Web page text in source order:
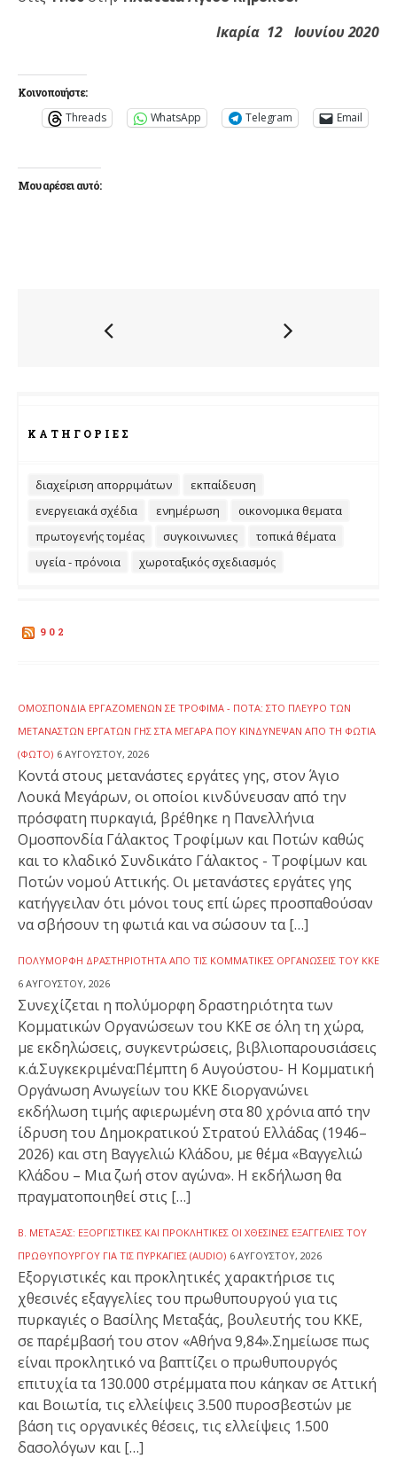
Ικαρία 12 Ιουνίου 2020
Κοινοποιήστε:
Threads WhatsApp Telegram Email
Μου αρέσει αυτό:
ΚΑΤΗΓΟΡΊΕΣ
διαχείριση απορριμάτων
εκπαίδευση
ενεργειακά σχέδια
ενημέρωση
οικονομικα θεματα
πρωτογενής τομέας
συγκοινωνιες
τοπικά θέματα
υγεία - πρόνοια
χωροταξικός σχεδιασμός
902
ΟΜΟΣΠΟΝΔΊΑ ΕΡΓΑΖΟΜΈΝΩΝ ΣΕ ΤΡΌΦΙΜΑ - ΠΟΤΆ: ΣΤΟ ΠΛΕΥΡΌ ΤΩΝ
ΜΕΤΑΝΑΣΤΏΝ ΕΡΓΑΤΏΝ ΓΗΣ ΣΤΑ ΜΈΓΑΡΑ ΠΟΥ ΚΙΝΔΎΝΕΨΑΝ ΑΠΌ ΤΗ ΦΩΤΙΆ
(ΦΩΤΟ) 6 ΑΥΓΟΎΣΤΟΥ, 2026
Κοντά στους μετανάστες εργάτες γης, στον Άγιο
Λουκά Μεγάρων, οι οποίοι κινδύνευσαν από την
πρόσφατη πυρκαγιά, βρέθηκε η Πανελλήνια
Ομοσπονδία Γάλακτος Τροφίμων και Ποτών καθώς
και το κλαδικό Συνδικάτο Γάλακτος - Τροφίμων και
Ποτών νομού Αττικής. Οι μετανάστες εργάτες γης
κατήγγειλαν ότι μόνοι τους επί ώρες προσπαθούσαν
να σβήσουν τη φωτιά και να σώσουν τα […]
ΠΟΛΎΜΟΡΦΗ ΔΡΑΣΤΗΡΙΌΤΗΤΑ ΑΠΌ ΤΙΣ ΚΟΜΜΑΤΙΚΈΣ ΟΡΓΑΝΏΣΕΙΣ ΤΟΥ ΚΚΕ
6 ΑΥΓΟΎΣΤΟΥ, 2026
Συνεχίζεται η πολύμορφη δραστηριότητα των
Κομματικών Οργανώσεων του ΚΚΕ σε όλη τη χώρα,
με εκδηλώσεις, συγκεντρώσεις, βιβλιοπαρουσιάσεις
κ.ά.Συγκεκριμένα:Πέμπτη 6 Αυγούστου- Η Κομματική
Οργάνωση Ανωγείων του ΚΚΕ διοργανώνει
εκδήλωση τιμής αφιερωμένη στα 80 χρόνια από την
ίδρυση του Δημοκρατικού Στρατού Ελλάδας (1946–
2026) και στη Βαγγελιώ Κλάδου, με θέμα «Βαγγελιώ
Κλάδου – Μια ζωή στον αγώνα». Η εκδήλωση θα
πραγματοποιηθεί στις […]
Β. ΜΕΤΑΞΆΣ: ΕΞΟΡΓΙΣΤΙΚΈΣ ΚΑΙ ΠΡΟΚΛΗΤΙΚΈΣ ΟΙ ΧΘΕΣΙΝΈΣ ΕΞΑΓΓΕΛΊΕΣ ΤΟΥ
ΠΡΩΘΥΠΟΥΡΓΟΎ ΓΙΑ ΤΙΣ ΠΥΡΚΑΓΙΈΣ (AUDIO) 6 ΑΥΓΟΎΣΤΟΥ, 2026
Εξοργιστικές και προκλητικές χαρακτήρισε τις
χθεσινές εξαγγελίες του πρωθυπουργού για τις
πυρκαγιές ο Βασίλης Μεταξάς, βουλευτής του ΚΚΕ,
σε παρέμβασή του στον «Αθήνα 9,84».Σημείωσε πως
είναι προκλητικό να βαπτίζει ο πρωθυπουργός
επιτυχία τα 130.000 στρέμματα που κάηκαν σε Αττική
και Βοιωτία, τις ελλείψεις 3.500 πυροσβεστών με
βάση τις οργανικές θέσεις, τις ελλείψεις 1.500
δασολόγων και […]